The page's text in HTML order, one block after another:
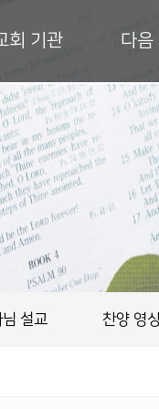
회 기관 다음
설교 찬양 영